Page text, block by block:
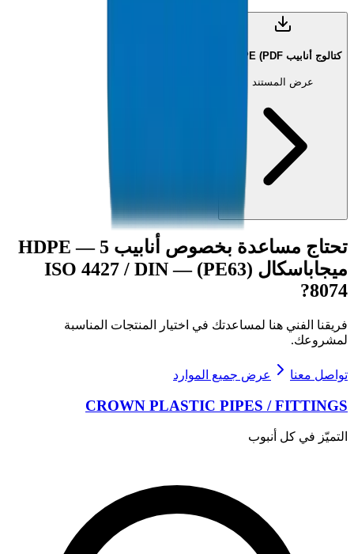
كتالوج أنابيب HDPE (PDF)
عرض المستند
تحتاج مساعدة بخصوص
أنابيب HDPE — 5
ميجاباسكال (PE63) — ISO 4427 / DIN
8074
?
فريقنا الفني هنا لمساعدتك في اختيار المنتجات المناسبة
لمشروعك.
تواصل معنا عرض جميع الموارد
CROWN PLASTIC PIPES / FITTINGS
التميّز في كل أنبوب